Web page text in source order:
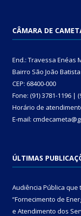
CÂMARA DE
End.: Travessa Enéas
Bairro São João
CEP: 68400-000
Fone: (91) 3781-1196 |
Horário de
E-mail:
ÚLTIMAS
Audiência Pública que
“Fornecimento de
e Atendimento dos